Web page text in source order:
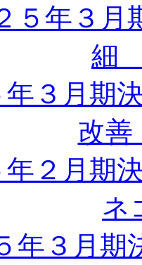
５年３
細
３月期
改
２月期
ネ
年３月期